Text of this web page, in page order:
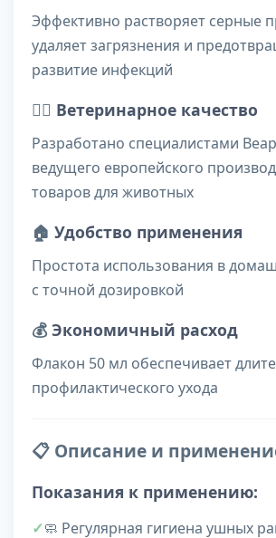
Эффективно растворяет серные
удаляет загрязнения и
развитие инфекций
👨‍⚕️ Ветеринарное качество
Разработано специалистами
ведущего европейского
товаров для животных
🏠 Удобство применения
Простота использования в
с точной дозировкой
💰 Экономичный расход
Флакон 50 мл обеспечивает
профилактического ухода
📋 Описание и
Показания к применению:
🧼 Регулярная гигиена ушных